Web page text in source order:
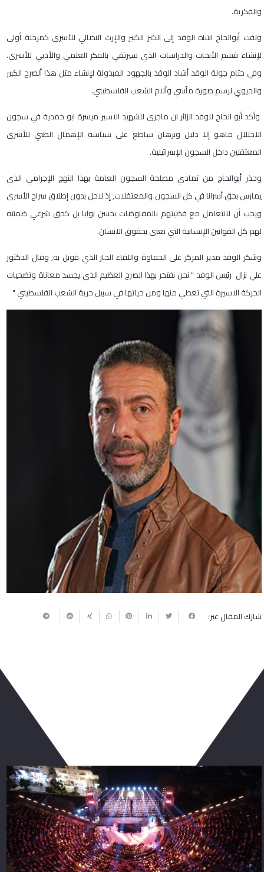
والفكرية.
ولفت أبوالحاج انتباه الوفد إلى الكنز الكبير والإرث النضالي للأسرى كمرحلة أولى
لإنشاء قسم الأبحاث والدراسات الذي سيرتقي بالفكر العلمي والأدبي للأسرى.
وفي ختام جولة الوفد أشاد الوفد بالجهود المبذولة لإنشاء مثل هذا ألصرح الكبير
والحيوي لرسم صورة ماّسي واّلام الشعب الفلسطيني.
وأكد أبو الحاج للوفد الزائر ان ماجرى للشهيد الاسير ميسرة ابو حمدية في سجون
الاحتلال ماهو إلا دليل وبرهان ساطع على سياسة الإهمال الطبي للأسرى
المعتقلين داخل السجون الإسرائيلية.
وحذر أبوالحاج من تمادي مصلحة السجون العامة بهذا النهج الإجرامي الذي
يمارس بحق أسرانا في كل السجون والمعتقلات, إذ لاحل بدون إطلاق سراح الأسرى
ويجب أن لانتعامل مع قضيتهم بالمفاوضات بحسن نوايا بل كحق شرعي ضمنته
لهم كل القوانين الإنسانية التي تعنى بحقوق الانسان.
وشكر الوفد مدير المركز على الحفاوة واللقاء الحار الذي قوبل به, وقال الدكتور
علي نزال رئيس الوفد " نحن نفتخر بهذا الصرح العظيم الذي يجسد معاناة وتضحيات
الحركة الاسيرة التي تعطي منها ومن حياتها في سبيل حرية الشعب الفلسطيني "
شارك المقال عبر: